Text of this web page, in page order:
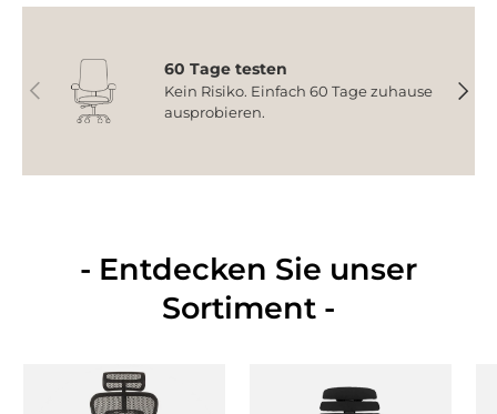
Vorherige
60 Tage testen
Kein Risiko. Einfach 60 Tage zuhause
ausprobieren.
- Entdecken Sie unser
Sortiment -